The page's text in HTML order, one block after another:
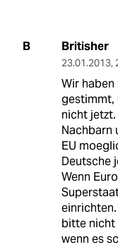
B Britisher
23.01.2013,
Wir haben
gestimmt,
nicht
Nachbarn
EU
Deutsche
Wenn
bitte nicht
wenn es